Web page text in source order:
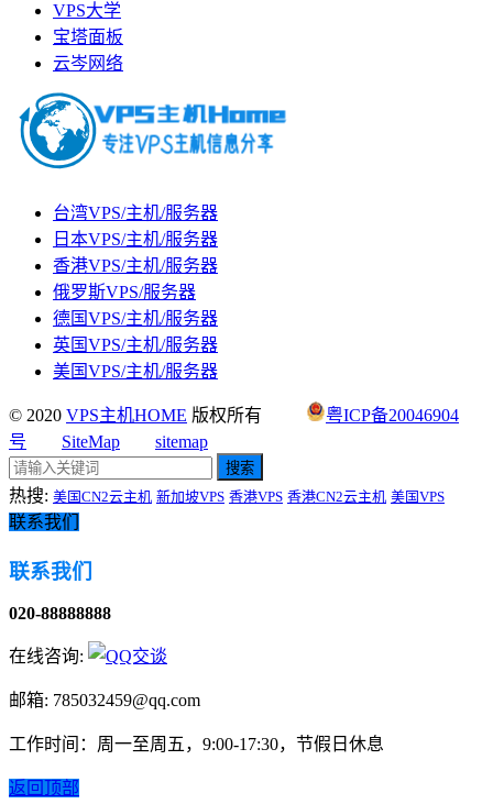
VPS大学
宝塔面板
云岑网络
台湾VPS/主机/服务器
日本VPS/主机/服务器
香港VPS/主机/服务器
俄罗斯VPS/服务器
德国VPS/主机/服务器
英国VPS/主机/服务器
美国VPS/主机/服务器
© 2020 VPS主机HOME 版权所有
粤ICP备20046904
号
SiteMap sitemap
搜索
热搜: 美国CN2云主机 新加坡VPS 香港VPS 香港CN2云主机 美国VPS
联系我们
联系我们
020-88888888
在线咨询:
邮箱: 785032459@qq.com
工作时间：周一至周五，9:00-17:30，节假日休息
返回顶部